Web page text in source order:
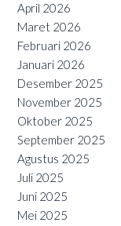
April 2026
Maret 2026
Februari 2026
Januari 2026
Desember 2025
November 2025
Oktober 2025
September 2025
Agustus 2025
Juli 2025
Juni 2025
Mei 2025